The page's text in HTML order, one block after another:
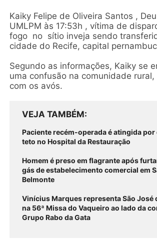
Kaiky Felipe de Oliveira Santos ,
UMLPM às 17:53h , vítima de
fogo no sítio inveja sendo
cidade do Recife, capital
Segundo as informações, Kaiky se
uma confusão na comunidade rural,
com os avós.
VEJA TAMBÉM
Paciente recém-operada é atingida por
teto no Hospital da Restauração
Homem é preso em flagrante após
gás de estabelecimento comercial em
Belmonte
Vinícius Marques representa São José
na 56ª Missa do Vaqueiro ao lado da
Grupo Rabo da Gata